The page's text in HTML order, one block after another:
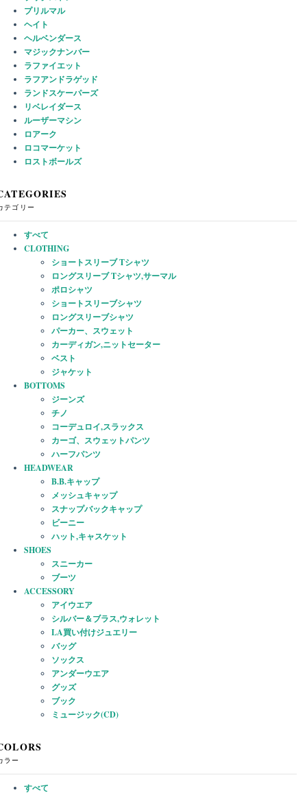
プリルマル
ヘイト
ヘルベンダース
マジックナンバー
ラファイエット
ラフアンドラゲッド
ランドスケーパーズ
リベレイダース
ルーザーマシン
ロアーク
ロコマーケット
ロストボールズ
テゴリー
すべて
CLOTHING
ショートスリーブ Tシャツ
ロングスリーブ Tシャツ,サーマル
ポロシャツ
ショートスリーブシャツ
ロングスリーブシャツ
パーカー、スウェット
カーディガン,ニットセーター
ベスト
ジャケット
BOTTOMS
ジーンズ
チノ
コーデュロイ,スラックス
カーゴ、スウェットパンツ
ハーフパンツ
HEADWEAR
B.B.キャップ
メッシュキャップ
スナップバックキャップ
ビーニー
ハット,キャスケット
SHOES
スニーカー
ブーツ
ACCESSORY
アイウエア
シルバー＆ブラス,ウォレット
LA買い付けジュエリー
バッグ
ソックス
アンダーウエア
グッズ
ブック
ミュージック(CD)
ラー
すべて